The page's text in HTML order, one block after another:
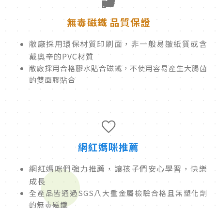
無毒磁鐵 品質保證
敝廠採用環保材質印刷面，非一般易皺紙質或含
戴奧辛的PVC材質
敝廠採用合格膠水貼合磁鐵，不使用容易產生大腸菌
的雙面膠貼合
網紅媽咪推薦
網紅媽咪們強力推薦，讓孩子們安心學習，快樂
成長
全產品皆通過SGS八大重金屬檢驗合格且無塑化劑
的無毒磁鐵